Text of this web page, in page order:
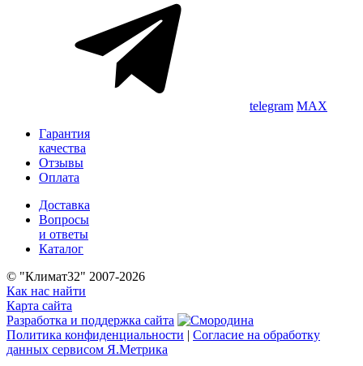
telegram MAX
Гарантия
качества
Отзывы
Оплата
Доставка
Вопросы
и ответы
Каталог
© "Климат32" 2007-2026
Как нас найти
Карта сайта
Разработка и поддержка сайта
Политика конфиденциальности | Согласие на обработку
данных сервисом Я.Метрика